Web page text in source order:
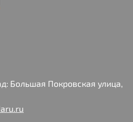
Большая Покровская улица,